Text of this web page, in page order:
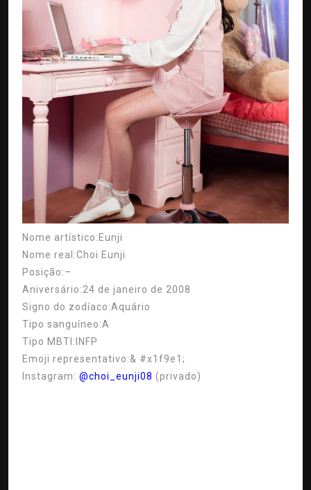
Nome artístico: Eunji
Nome real:Choi Eunji
Posição:–
Aniversário:24 de janeiro de 2008
Signo do zodíaco:Aquário
Tipo sanguíneo:A
Tipo MBTI: INFP
Emoji representativo:& #x1f9e1;
Instagram: @choi_eunji08 (privado)